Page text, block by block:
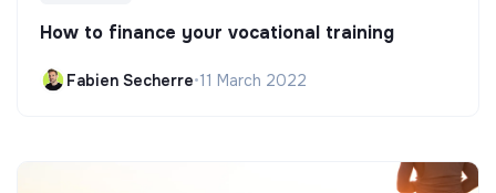
How to finance your vocational training
Fabien Secherre•11 March 2022